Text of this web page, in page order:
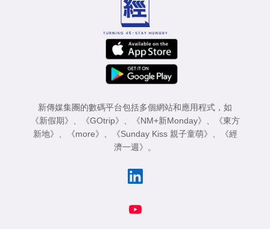
新傳媒集團的數碼平台包括多個網站和應用程式，如
《新假期》
《GOtrip》 《NM+新Monday》
《東方
新地》
《more》 《Sunday Kiss 親子童萌》
《經
濟一週》
。